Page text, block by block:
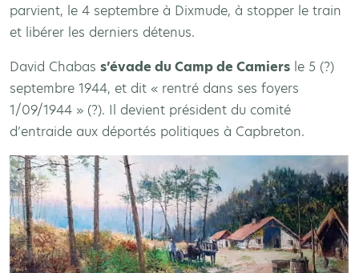
parvient, le 4 septembre à Dixmude, à stopper le train
et libérer les derniers détenus.
David Chabas s’évade du Camp de Camiers le 5 (?)
septembre 1944, et dit « rentré dans ses foyers
1/09/1944 » (?). Il devient président du comité
d’entraide aux déportés politiques à Capbreton.